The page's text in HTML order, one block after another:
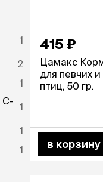
лежаки и
Мягкие
Лежанки
Тоннели
1
2
1
С-
1
1
1
415 ₽
Цамакс
для певчих
птиц, 50 гр.
в корзину